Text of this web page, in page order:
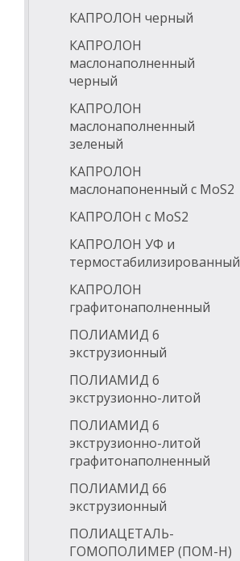
КАПРОЛОН черный
КАПРОЛОН
маслонаполненный
черный
КАПРОЛОН
маслонаполненный
зеленый
КАПРОЛОН
маслонапоненный с MoS2
КАПРОЛОН с MoS2
КАПРОЛОН УФ и
термостабилизированный
КАПРОЛОН
графитонаполненный
ПОЛИАМИД 6
экструзионный
ПОЛИАМИД 6
экструзионно-литой
ПОЛИАМИД 6
экструзионно-литой
графитонаполненный
ПОЛИАМИД 66
экструзионный
ПОЛИАЦЕТАЛЬ-
ГОМОПОЛИМЕР (ПОМ-Н)